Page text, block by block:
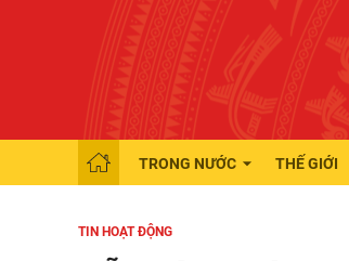
TRONG NƯỚC THẾ GIỚI
TIN HOẠT ĐỘNG